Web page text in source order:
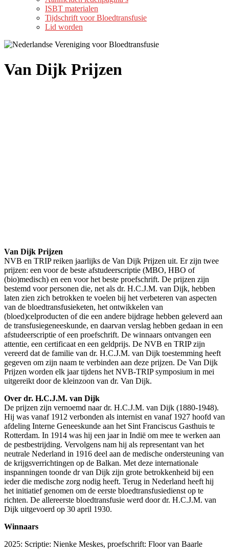
ISBT materialen
Tijdschrift voor Bloedtransfusie
Lid worden
Van Dijk Prijzen
Van Dijk Prijzen
NVB en TRIP reiken jaarlijks de Van Dijk Prijzen uit. Er zijn twee
prijzen: een voor de beste afstudeerscriptie (MBO, HBO of
(bio)medisch) en een voor het beste proefschrift. De prijzen zijn
bestemd voor personen die, net als dr. H.C.J.M. van Dijk, hebben
laten zien zich betrokken te voelen bij het verbeteren van aspecten
van de bloedtransfusieketen, het ontwikkelen van
(bloed)celproducten of die een andere bijdrage hebben geleverd aan
de transfusiegeneeskunde, en daarvan verslag hebben gedaan in een
afstudeerscriptie of een proefschrift. De winnaars ontvangen een
attentie, een certificaat en een geldprijs. De NVB en TRIP zijn
vereerd dat de familie van dr. H.C.J.M. van Dijk toestemming heeft
gegeven om zijn naam te verbinden aan deze prijzen. De Van Dijk
Prijzen worden elk jaar tijdens het NVB-TRIP symposium in mei
uitgereikt door de kleinzoon van dr. Van Dijk.
Over dr. H.C.J.M. van Dijk
De prijzen zijn vernoemd naar dr. H.C.J.M. van Dijk (1880-1948).
Hij was vanaf 1912 verbonden als internist en vanaf 1927 hoofd van
afdeling Interne Geneeskunde aan het Sint Franciscus Gasthuis te
Rotterdam. In 1914 was hij een jaar in Indië om mee te werken aan
de pestbestrijding. Vervolgens nam hij als representant van het
neutrale Nederland in 1916 deel aan de medische ondersteuning van
de krijgsverrichtingen op de Balkan. Met deze internationale
inspanningen toonde dr van Dijk zijn grote betrokkenheid bij een
ieder die medische zorg nodig heeft. Terug in Nederland heeft hij
het initiatief genomen om de eerste bloedtransfusiedienst op te
richten. De allereerste bloedtransfusie werd door dr. H.C.J.M. van
Dijk uitgevoerd op 30 april 1930.
Winnaars
2025: Scriptie: Nienke Meskes, proefschrift: Floor van Baarle